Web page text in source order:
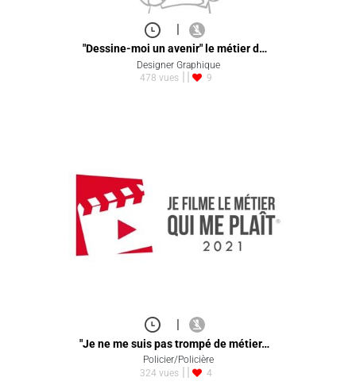
|
"Dessine-moi un avenir" le métier d…
Designer Graphique
478 vues
9
|
"Je ne me suis pas trompé de métier…
Policier/Policière
324 vues
4